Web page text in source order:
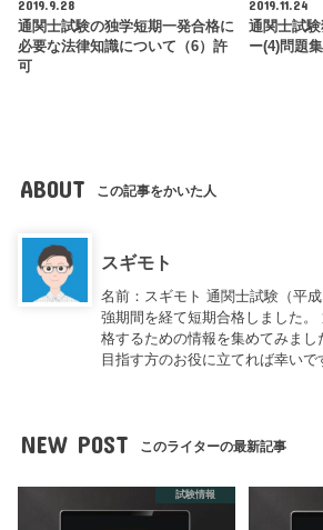
2019.9.28
通関士試験の独学短期一発合格に
必要な法律知識について（6）許
可
2019.11.24
通関士試
ー(4)問題集
ABOUT この記事をかいた人
スギモト
名前：スギモト 通関士試験（平
強期間を経て短期合格しました
格するための情報を集めてみま
目指す方のお役に立てれば幸いで
NEW POST このライターの最新記事
試験情報